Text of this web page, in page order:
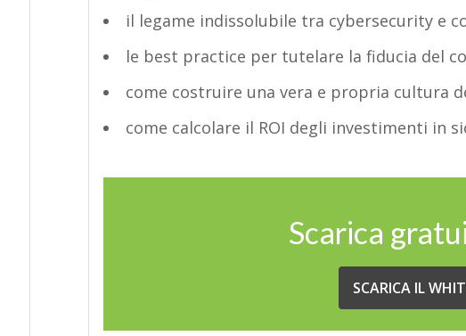
il legame indissolubile tra cybersecurity e
le best practice per tutelare la fiducia del
come costruire una vera e propria cultura
come calcolare il ROI degli investimenti in
Scarica
SCARICA IL